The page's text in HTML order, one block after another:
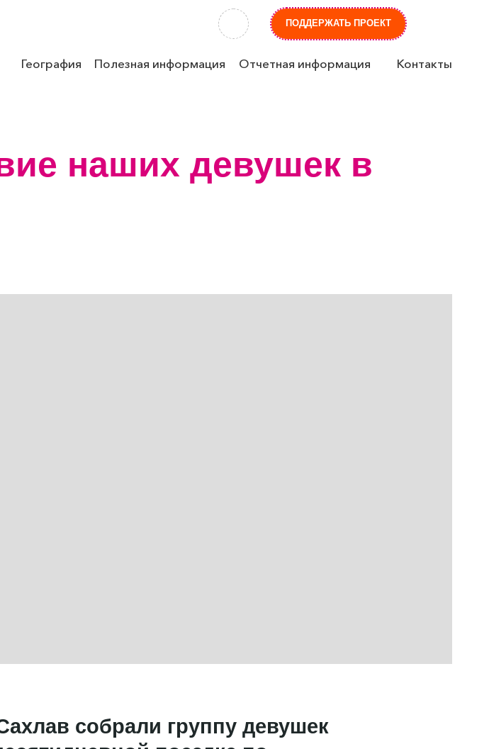
ПОДДЕРЖАТЬ ПРОЕКТ
География Полезная информация Отчетная информация Контакты
наших девушек в
собрали группу девушек